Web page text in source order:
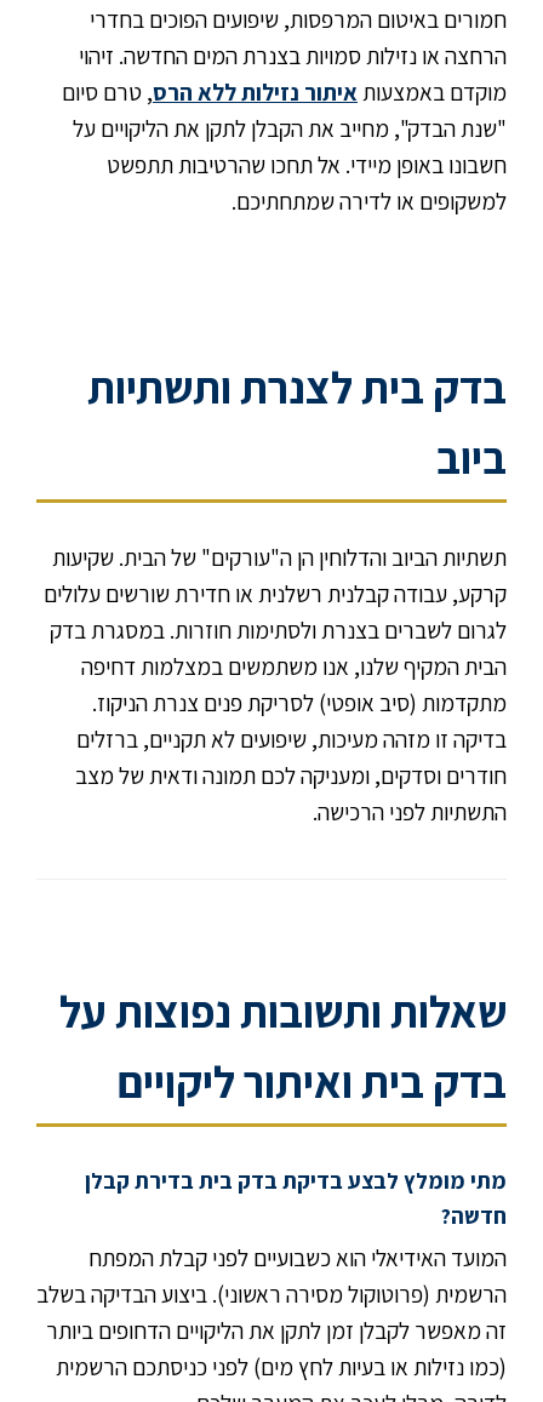
חמורים באיטום המרפסות, שיפועים הפוכים בחדרי
הרחצה או נזילות סמויות בצנרת המים החדשה. זיהוי
מוקדם באמצעותאיתור נזילות ללא הרס, טרם סיום
"שנת הבדק", מחייב את הקבלן לתקן את הליקויים על
חשבונו באופן מיידי. אל תחכו שהרטיבות תתפשט
למשקופים או לדירה שמתחתיכם.
בדק בית לצנרת ותשתיות
ביוב
תשתיות הביוב והדלוחין הן ה"עורקים" של הבית. שקיעות
קרקע, עבודה קבלנית רשלנית או חדירת שורשים עלולים
לגרום לשברים בצנרת ולסתימות חוזרות. במסגרת בדק
הבית המקיף שלנו, אנו משתמשים במצלמות דחיפה
מתקדמות (סיב אופטי) לסריקת פנים צנרת הניקוז.
בדיקה זו מזהה מעיכות, שיפועים לא תקניים, ברזלים
חודרים וסדקים, ומעניקה לכם תמונה ודאית של מצב
התשתיות לפני הרכישה.
שאלות ותשובות נפוצות על
בדק בית ואיתור ליקויים
מתי מומלץ לבצע בדיקת בדק בית בדירת קבלן
חדשה?
המועד האידיאלי הוא כשבועיים לפני קבלת המפתח
הרשמית (פרוטוקול מסירה ראשוני). ביצוע הבדיקה בשלב
זה מאפשר לקבלן זמן לתקן את הליקויים הדחופים ביותר
(כמו נזילות או בעיות לחץ מים) לפני כניסתכם הרשמית